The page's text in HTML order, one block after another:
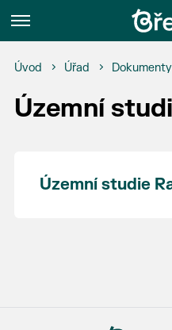
Menu
Úvod Úřad Dokumenty
Územní
Územní studie